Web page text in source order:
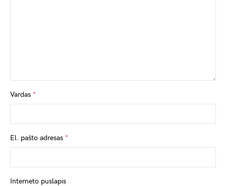
Vardas *
El. pašto adresas *
Interneto puslapis